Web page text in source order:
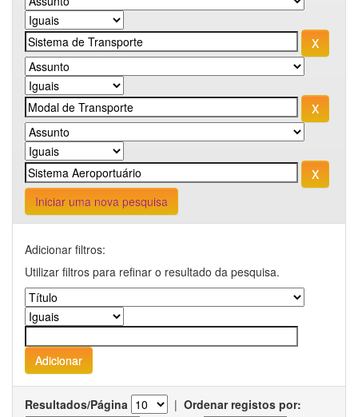
Iniciar uma nova pesquisa
Adicionar filtros:
Utilizar filtros para refinar o resultado da pesquisa.
Resultados/Página | Ordenar registos por: